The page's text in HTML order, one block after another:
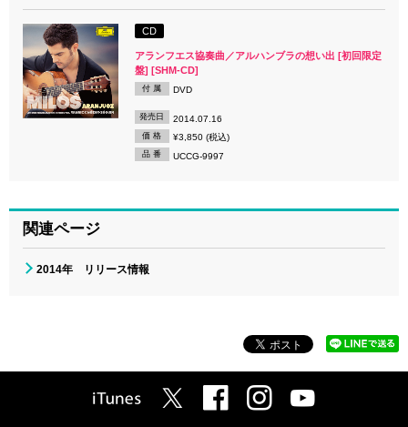
CD
アランフエス協奏曲／アルハンブラの想い出 [初回限定
盤] [SHM-CD]
付 属 DVD
発売日 2014.07.16
価 格 ¥3,850 (税込)
品 番 UCCG-9997
関連ページ
2014年 リリース情報